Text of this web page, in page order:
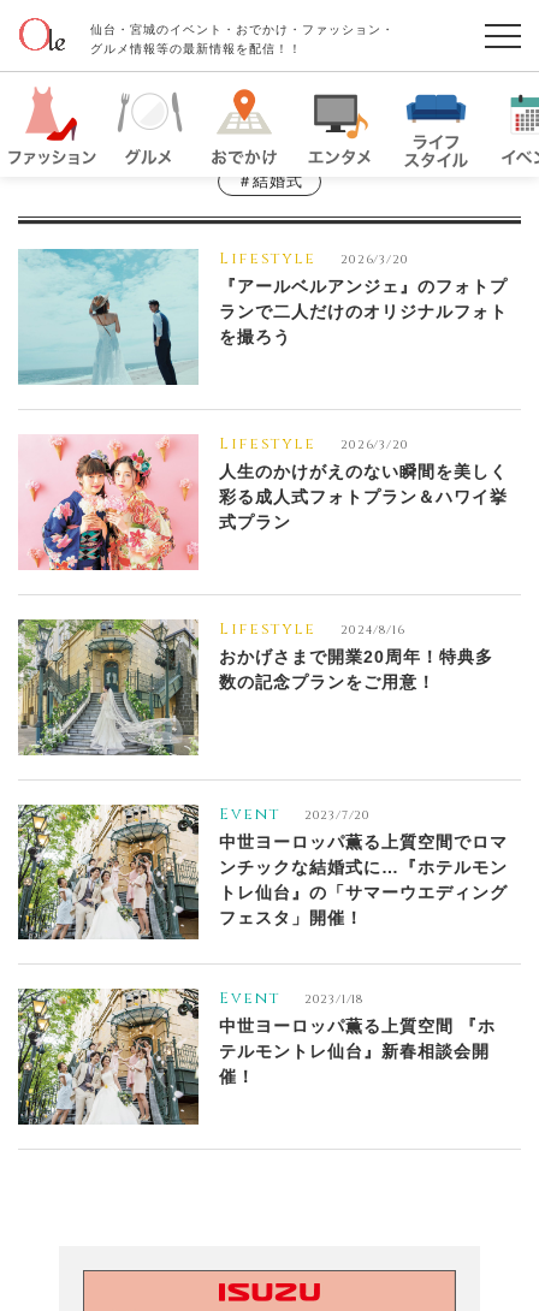
仙台・宮城のイベント・おでかけ・ファッション・
グルメ情報等の最新情報を配信！！
＃結婚式
Lifestyle 2026/3/20
『アールベルアンジェ』のフォトプ
ランで二人だけのオリジナルフォト
を撮ろう
Lifestyle 2026/3/20
人生のかけがえのない瞬間を美しく
彩る成人式フォトプラン＆ハワイ挙
式プラン
Lifestyle 2024/8/16
おかげさまで開業20周年！特典多
数の記念プランをご用意！
Event 2023/7/20
中世ヨーロッパ薫る上質空間でロマ
ンチックな結婚式に…『ホテルモン
トレ仙台』の「サマーウエディング
フェスタ」開催！
Event 2023/1/18
中世ヨーロッパ薫る上質空間 『ホ
テルモントレ仙台』新春相談会開
催！